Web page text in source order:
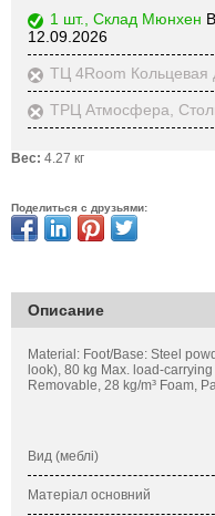
1 шт., Склад Мюнхен
12.09.2026
ТЦ 4Room Кольцевая
ТРЦ Атмосфера,
Вес: 4.27 кг
Поделиться с друзьями:
Описание
Material: Foot/Base: Steel
look), 80 kg Max. load-
Removable, 28 kg/m³ Foam,
Вид (меблі)
Матеріал основний